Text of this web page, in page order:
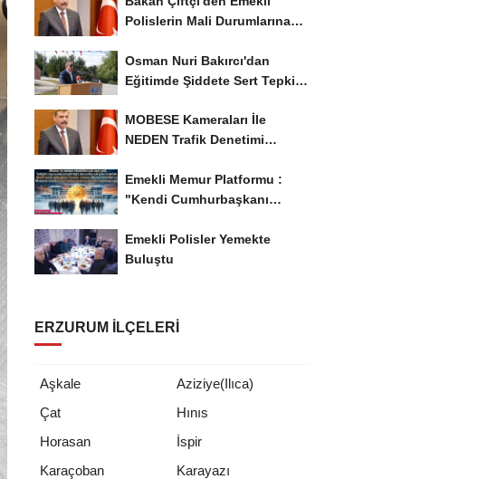
Polislerin Mali Durumlarına
Osman Nuri Bakırcı'dan
Eğitimde Şiddete Sert Tepki:
MOBESE Kameraları İle
NEDEN Trafik Denetimi
Emekli Memur Platformu :
"Kendi Cumhurbaşkanı
Emekli Polisler Yemekte
Buluştu
ERZURUM İLÇELERI
Aşkale
Aziziye(Ilıca)
Çat
Hınıs
Horasan
İspir
Karaçoban
Karayazı